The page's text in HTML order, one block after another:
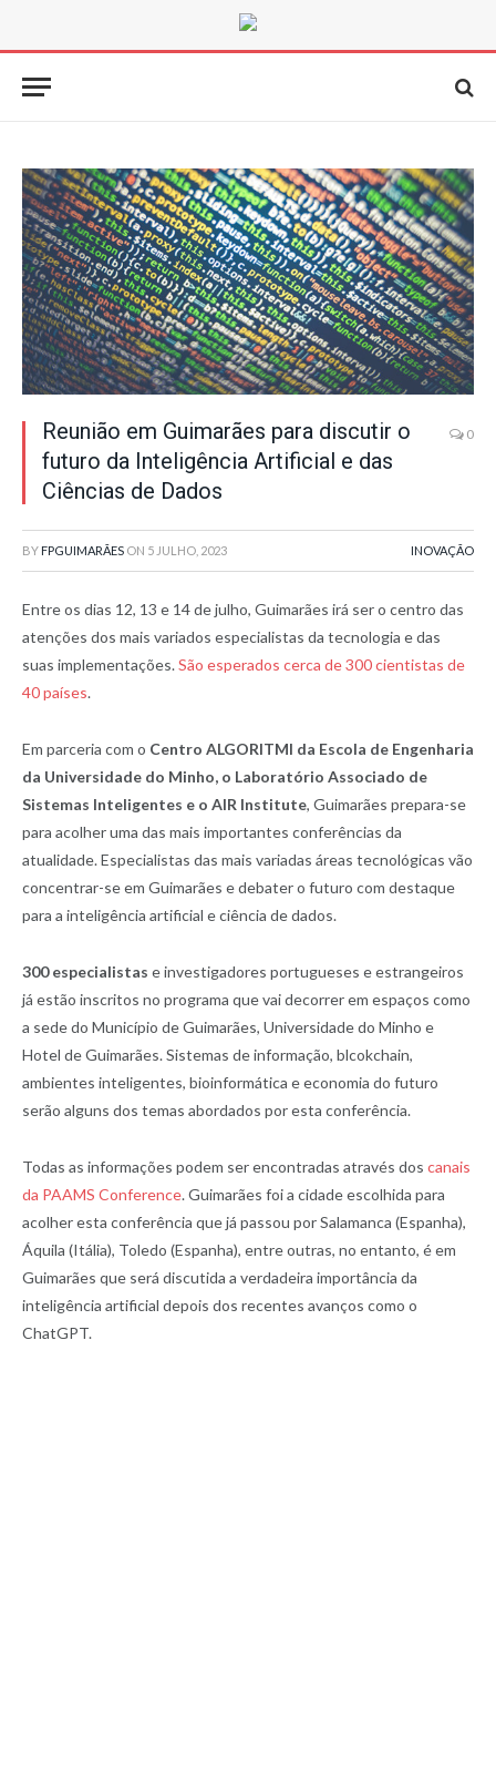
Reunião em Guimarães para discutir o
futuro da Inteligência Artificial e das
Ciências de Dados
0
BY FPGUIMARÃES ON 5 JULHO, 2023 INOVAÇÃO
Entre os dias 12, 13 e 14 de julho, Guimarães irá ser o centro das
atenções dos mais variados especialistas da tecnologia e das
suas implementações.São esperados cerca de 300 cientistas de
40 países.
Em parceria com o Centro ALGORITMI da Escola de Engenharia
da Universidade do Minho, o Laboratório Associado de
Sistemas Inteligentes e o AIR Institute, Guimarães prepara-se
para acolher uma das mais importantes conferências da
atualidade. Especialistas das mais variadas áreas tecnológicas vão
concentrar-se em Guimarães e debater o futuro com destaque
para a inteligência artificial e ciência de dados.
300 especialistas e investigadores portugueses e estrangeiros
já estão inscritos no programa que vai decorrer em espaços como
a sede do Município de Guimarães, Universidade do Minho e
Hotel de Guimarães. Sistemas de informação, blcokchain,
ambientes inteligentes, bioinformática e economia do futuro
serão alguns dos temas abordados por esta conferência.
Todas as informações podem ser encontradas através dos canais
da PAAMS Conference. Guimarães foi a cidade escolhida para
acolher esta conferência que já passou por Salamanca (Espanha),
Áquila (Itália), Toledo (Espanha), entre outras, no entanto, é em
Guimarães que será discutida a verdadeira importância da
inteligência artificial depois dos recentes avanços como o
ChatGPT.